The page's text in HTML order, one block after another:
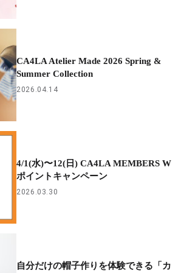
CA4LA Atelier Made 2026 Spring &
Summer Collection
2026.04.14
4/1(水)〜12(日) CA4LA MEMBERS W
ポイントキャンペーン
2026.03.30
自分だけの帽子作りを体験できる「カ